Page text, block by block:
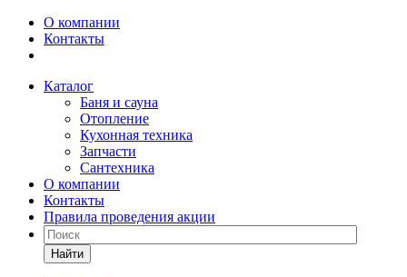
О компании
Контакты
Каталог
Баня и сауна
Отопление
Кухонная техника
Запчасти
Сантехника
О компании
Контакты
Правила проведения акции
Найти